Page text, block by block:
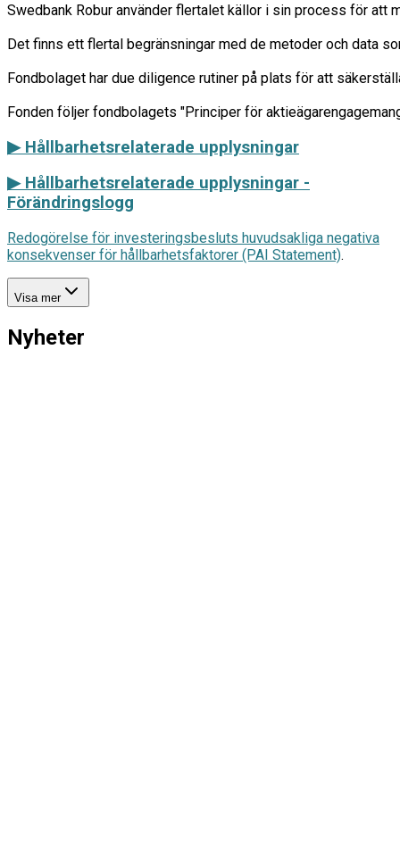
Swedbank Robur använder flertalet källor i sin process för att
Det finns ett flertal begränsningar med de metoder och data
Fondbolaget har due diligence rutiner på plats för att
▶ Hållbarhetsrelaterade upplysningar
▶ Hållbarhetsrelaterade upplysningar -
Förändringslogg
Redogörelse för investeringsbesluts huvudsakliga negativa
konsekvenser för hållbarhetsfaktorer (PAI Statement).
Visa mer
Nyheter